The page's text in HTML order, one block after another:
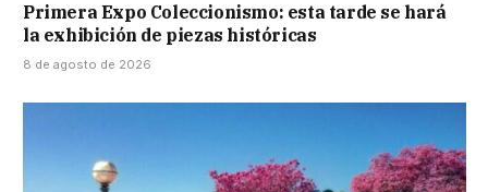
Primera Expo Coleccionismo: esta tarde se hará
la exhibición de piezas históricas
8 de agosto de 2026